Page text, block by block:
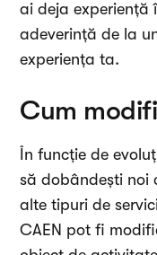
ai deja experiență
adeverință de la
experiența ta.
Cum
În funcție de
să dobândești noi
alte tipuri de
CAEN pot fi